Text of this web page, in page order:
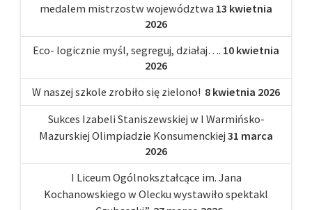
medalem mistrzostw województwa 13 kwietnia
2026
Eco- logicznie myśl, segreguj, działaj…. 10 kwietnia
2026
W naszej szkole zrobiło się zielono! 8 kwietnia 2026
Sukces Izabeli Staniszewskiej w I Warmińsko-
Mazurskiej Olimpiadzie Konsumenckiej 31 marca
2026
I Liceum Ogólnokształcące im. Jana
Kochanowskiego w Olecku wystawiło spektakl